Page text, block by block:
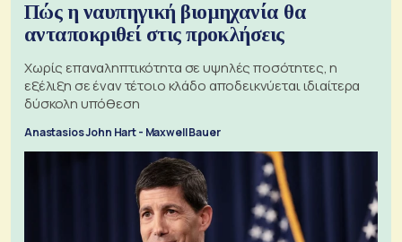
Πώς η ναυπηγική βιομηχανία θα
ανταποκριθεί στις προκλήσεις
Χωρίς επαναληπτικότητα σε υψηλές ποσότητες, η
εξέλιξη σε έναν τέτοιο κλάδο αποδεικνύεται ιδιαίτερα
δύσκολη υπόθεση
Anastasios John Hart - Maxwell Bauer